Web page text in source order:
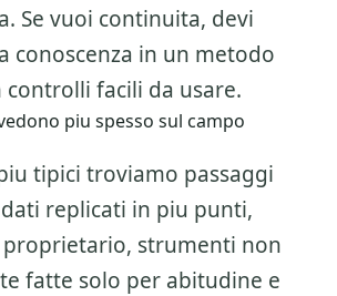
Se vuoi continuita, devi
conoscenza in un metodo
controlli facili da usare.
piu spesso sul campo
tipici troviamo passaggi
replicati in piu punti,
proprietario, strumenti non
fatte solo per abitudine e